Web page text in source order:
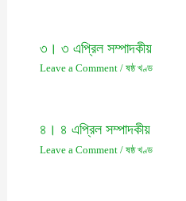
৩। ৩ এপ্রিল সম্পাদকীয়
Leave a Comment / ষষ্ঠ খণ্ড
৪। ৪ এপ্রিল সম্পাদকীয়
Leave a Comment / ষষ্ঠ খণ্ড